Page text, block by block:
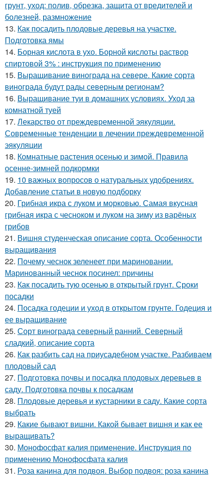
грунт, уход: полив, обрезка, защита от вредителей и
болезней, размножение
13. Как посадить плодовые деревья на участке.
Подготовка ямы
14. Борная кислота в ухо. Борной кислоты раствор
спиртовой 3% : инструкция по применению
15. Выращивание винограда на севере. Какие сорта
винограда будут рады северным регионам?
16. Выращивание туи в домашних условиях. Уход за
комнатной туей
17. Лекарство от преждевременной эякуляции.
Современные тенденции в лечении преждевременной
эякуляции
18. Комнатные растения осенью и зимой. Правила
осенне-зимней подкормки
19. 10 важных вопросов о натуральных удобрениях.
Добавление статьи в новую подборку
20. Грибная икра с луком и морковью. Самая вкусная
грибная икра с чесноком и луком на зиму из варёных
грибов
21. Вишня студенческая описание сорта. Особенности
выращивания
22. Почему чеснок зеленеет при мариновании.
Маринованный чеснок посинел: причины
23. Как посадить тую осенью в открытый грунт. Сроки
посадки
24. Посадка годеции и уход в открытом грунте. Годеция и
ее выращивание
25. Сорт винограда северный ранний. Северный
сладкий, описание сорта
26. Как разбить сад на приусадебном участке. Разбиваем
плодовый сад
27. Подготовка почвы и посадка плодовых деревьев в
саду. Подготовка почвы к посадкам
28. Плодовые деревья и кустарники в саду. Какие сорта
выбрать
29. Какие бывают вишни. Какой бывает вишня и как ее
выращивать?
30. Монофосфат калия применение. Инструкция по
применению Монофосфата калия
31. Роза канина для подвоя. Выбор подвоя: роза канина